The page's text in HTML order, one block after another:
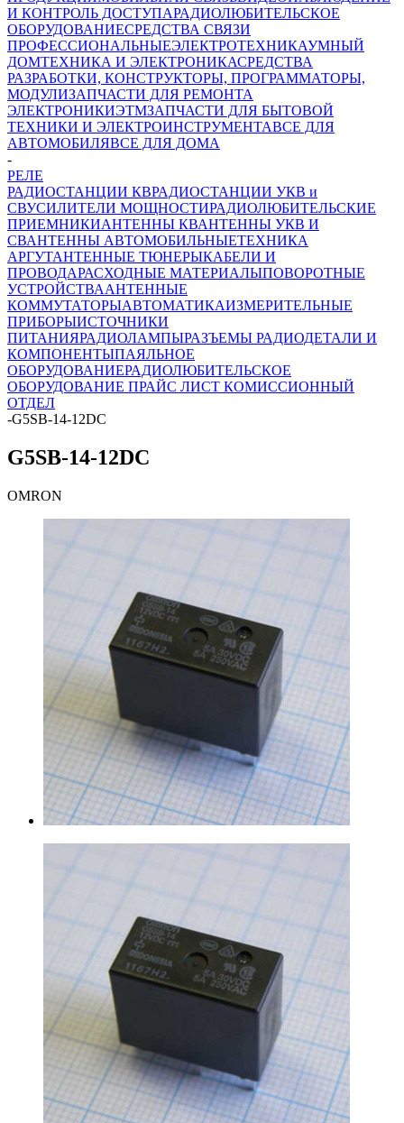
И КОНТРОЛЬ ДОСТУПАРАДИОЛЮБИТЕЛЬСКОЕ
ОБОРУДОВАНИЕСРЕДСТВА СВЯЗИ
ПРОФЕССИОНАЛЬНЫЕЭЛЕКТРОТЕХНИКАУМНЫЙ
ДОМТЕХНИКА И ЭЛЕКТРОНИКАСРЕДСТВА
РАЗРАБОТКИ, КОНСТРУКТОРЫ, ПРОГРАММАТОРЫ,
МОДУЛИЗАПЧАСТИ ДЛЯ РЕМОНТА
ЭЛЕКТРОНИКИЭТМЗАПЧАСТИ ДЛЯ БЫТОВОЙ
ТЕХНИКИ И ЭЛЕКТРОИНСТРУМЕНТАВСЕ ДЛЯ
АВТОМОБИЛЯВСЕ ДЛЯ ДОМА
-
РЕЛЕ
РАДИОСТАНЦИИ КВРАДИОСТАНЦИИ УКВ и
СВУСИЛИТЕЛИ МОЩНОСТИРАДИОЛЮБИТЕЛЬСКИЕ
ПРИЕМНИКИАНТЕННЫ КВАНТЕННЫ УКВ И
СВАНТЕННЫ АВТОМОБИЛЬНЫЕТЕХНИКА
АРГУТАНТЕННЫЕ ТЮНЕРЫКАБЕЛИ И
ПРОВОДАРАСХОДНЫЕ МАТЕРИАЛЫПОВОРОТНЫЕ
УСТРОЙСТВААНТЕННЫЕ
КОММУТАТОРЫАВТОМАТИКАИЗМЕРИТЕЛЬНЫЕ
ПРИБОРЫИСТОЧНИКИ
ПИТАНИЯРАДИОЛАМПЫРАЗЪЕМЫ РАДИОДЕТАЛИ И
КОМПОНЕНТЫПАЯЛЬНОЕ
ОБОРУДОВАНИЕРАДИОЛЮБИТЕЛЬСКОЕ
ОБОРУДОВАНИЕ ПРАЙС ЛИСТ КОМИССИОННЫЙ
ОТДЕЛ
-G5SB-14-12DC
G5SB-14-12DC
OMRON